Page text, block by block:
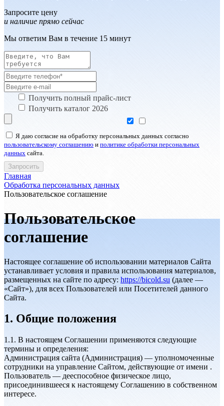
Запросите цену
и наличие прямо сейчас
Мы ответим Вам в течение 15 минут
Получить полный прайс-лист
Получить каталог 2026
Я даю согласие на обработку персональных данных согласно
пользовательскому соглашению и политике обработки персональных
данных сайта.
Главная
Обработка персональных данных
Пользовательское соглашение
Пользовательское
соглашение
Настоящее соглашение об использовании материалов Сайта
устанавливает условия и правила использования материалов,
размещенных на сайте по адресу: https://bicold.su (далее —
«Сайт»), для всех Пользователей или Посетителей данного
Сайта.
1. Общие положения
1.1. В настоящем Соглашении применяются следующие
термины и определения:
Администрация сайта (Администрация) — уполномоченные
сотрудники на управление Сайтом, действующие от имени .
Пользователь — дееспособное физическое лицо,
присоединившееся к настоящему Соглашению в собственном
интересе.